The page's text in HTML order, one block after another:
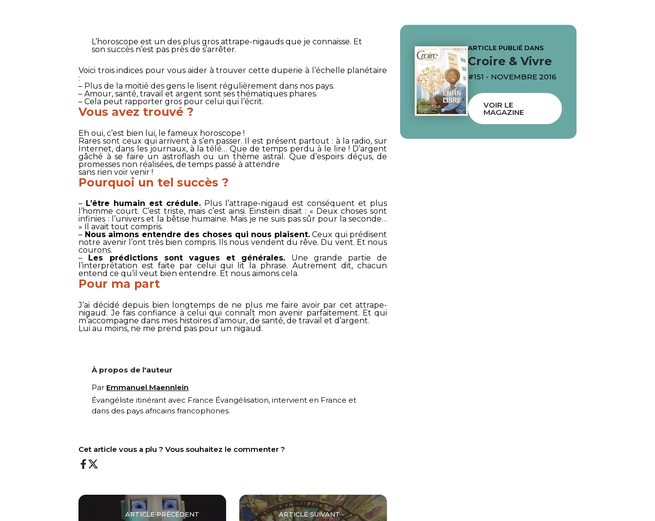
L’horoscope est un des plus gros attrape-nigauds que je connaisse. Et
son succès n’est pas près de s’arrêter.
Voici trois indices pour vous aider à trouver cette duperie à l’échelle planétaire
:
– Plus de la moitié des gens le lisent régulièrement dans nos pays.
– Amour, santé, travail et argent sont ses thématiques phares.
– Cela peut rapporter gros pour celui qui l’écrit.
Vous avez trouvé ?
Eh oui, c’est bien lui, le fameux horoscope !
Rares sont ceux qui arrivent à s’en passer. Il est présent partout : à la radio, sur
Internet, dans les journaux, à la télé… Que de temps perdu à le lire ! D’argent
gâché à se faire un astroflash ou un thème astral. Que d’espoirs déçus, de
promesses non réalisées, de temps passé à attendre
sans rien voir venir !
Pourquoi un tel succès ?
– L’être humain est crédule. Plus l’attrape-nigaud est conséquent et plus
l’homme court. C’est triste, mais c’est ainsi. Einstein disait : « Deux choses sont
infinies : l’univers et la bêtise humaine. Mais je ne suis pas sûr pour la seconde…
» Il avait tout compris.
– Nous aimons entendre des choses qui nous plaisent.Ceux qui prédisent
notre avenir l’ont très bien compris. Ils nous vendent du rêve. Du vent. Et nous
courons.
– Les prédictions sont vagues et générales. Une grande partie de
l’interprétation est faite par celui qui lit la phrase. Autrement dit, chacun
entend ce qu’il veut bien entendre. Et nous aimons cela.
Pour ma part
J’ai décidé depuis bien longtemps de ne plus me faire avoir par cet attrape-
nigaud. Je fais confiance à celui qui connaît mon avenir parfaitement. Et qui
m’accompagne dans mes histoires d’amour, de santé, de travail et d’argent.
Lui au moins, ne me prend pas pour un nigaud.
À propos de l'auteur
Par Emmanuel Maennlein
Évangéliste itinérant avec France Évangélisation, intervient en France et
dans des pays africains francophones.
Cet article vous a plu ? Vous souhaitez le commenter ?
ARTICLE PRÉCÉDENT ARTICLE SUIVANT
ARTICLE PUBLIÉ DANS
Croire & Vivre
#151 - NOVEMBRE 2016
VOIR LE
MAGAZINE